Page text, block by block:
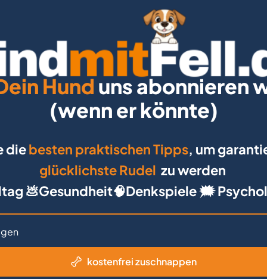
Hund uns abonnieren
(wenn er könnte)
die besten praktischen Tipps,
glücklichste Rudel
  zu werden
💩Gesundheit🧠Denkspiele 🗯
kostenfrei zuschnappen